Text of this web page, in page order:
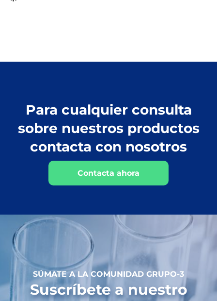
Para cualquier consulta
sobre nuestros productos
contacta con nosotros
Contacta ahora
SÚMATE A LA COMUNIDAD GRUPO-3
Suscríbete a nuestro